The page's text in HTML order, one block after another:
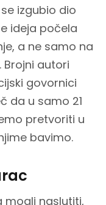
izgubio dio
ideja počela
a ne samo na
autori
govornici
da u samo 21
pretvoriti u
bavimo.
mogli naslutiti,